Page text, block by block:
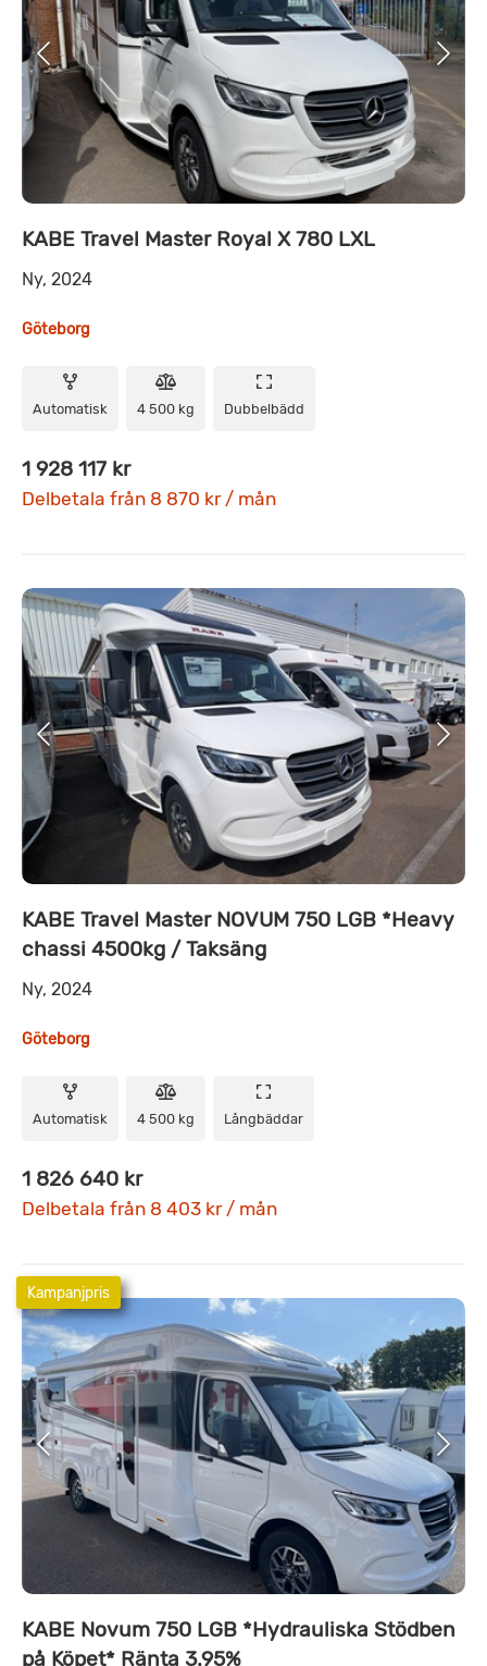
KABE Travel Master Royal X 780 LXL
Ny, 2024
Göteborg
Automatisk 4 500 kg Dubbelbädd
1 928 117 kr
Delbetala från 8 870 kr / mån
KABE Travel Master NOVUM 750 LGB *Heavy
chassi 4500kg / Taksäng
Ny, 2024
Göteborg
Automatisk 4 500 kg Långbäddar
1 826 640 kr
Delbetala från 8 403 kr / mån
Kampanjpris
KABE Novum 750 LGB *Hydrauliska Stödben
på Köpet* Ränta 3.95%